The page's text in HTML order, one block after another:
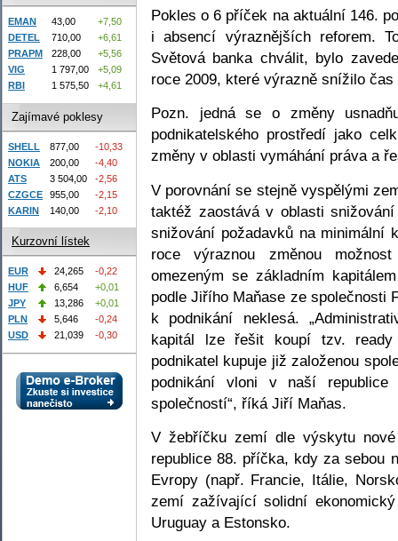
Pokles o 6 příček na aktuální 146.
i absencí výraznějších reforem.
Světová banka chválit, bylo
roce 2009, které výrazně snížilo
Pozn. jedná se o změny
podnikatelského prostředí jako
změny v oblasti vymáhání práva a
V porovnání se stejně vyspělými
taktéž zaostává v oblasti
snižování požadavků na
roce výraznou změnou
omezeným se základním
podle Jiřího Maňase ze společnosti
k podnikání neklesá.
kapitál lze řešit koupí tzv.
podnikatel kupuje již založenou
podnikání vloni v naší
společností“, říká Jiří Maňas.
V žebříčku zemí dle výskytu
republice 88. příčka, kdy za sebou
Evropy (např. Francie, Itálie,
zemí zažívající solidní
Uruguay a Estonsko.
EMAN 43,00
+7,50
DETEL
710,00
+6,61
PRAPM
228,00
+5,56
VIG
1 797,00
+5,09
RBI
1 575,50 +4,61
Zajímavé poklesy
SHELL 877,00
-10,33
NOKIA
200,00
-4,40
ATS
3 504,00
-2,56
CZGCE
955,00
-2,15
KARIN
140,00 -2,10
Kurzovní lístek
EUR 24,265
-0,22
HUF
6,654
+0,01
JPY
13,286
+0,01
PLN
5,646
-0,24
USD
21,039 -0,30